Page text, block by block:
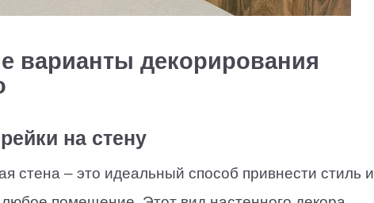
варианты декорирования
на стену
стена – это идеальный способ привнести стиль и